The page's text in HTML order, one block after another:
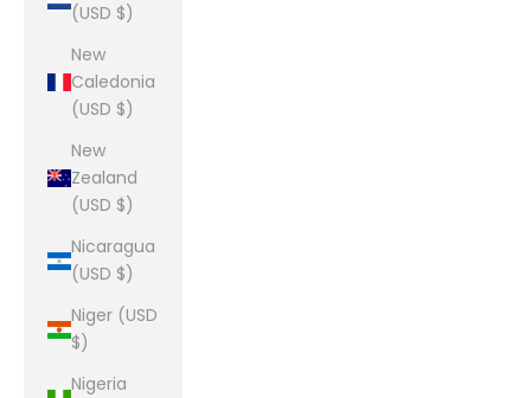
(USD $)
New
Caledonia
(USD $)
New
Zealand
(USD $)
Nicaragua
(USD $)
Niger (USD
$)
Nigeria